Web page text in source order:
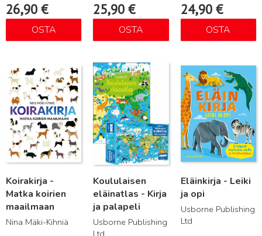
26,90 €
OSTA
25,90€
OSTA
24,90 €
OSTA
Koirakirja -
Matka koirien
maailmaan
Nina Mäki-Kihniä
Lue lisää
Koululaisen
eläinatlas - Kirja
ja palapeli
Usborne Publishing
Ltd
Lue lisää
Eläinkirja - Leiki
ja opi
Usborne Publishing
Ltd
Lue lisää